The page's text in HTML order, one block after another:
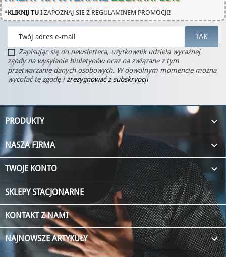
*KLIKNIJ TU I ZAPOZNAJ SIE Z REGULAMINEM PROMOCJI!
Zapisując się do newslettera, użytkownik udziela wyraźnej
zgody na wysyłanie biuletynów oraz na związane z tym
przetwarzanie danych osobowych. W dowolnym momencie można
wycofać tę zgodę i zrezygnować z subskrypcji
PRODUKTY 
NASZA FIRMA 
TWOJE KONTO 
SKLEPY STACJONARNE
KONTAKT Z NAMI
NAJNOWSZE ARTYKUŁY keyboard_arrow_down